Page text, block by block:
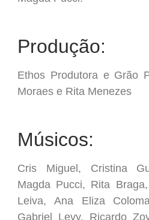
Produção:
Ethos Produtora e Grão
Moraes e Rita Menezes
Músicos:
Cris Miguel, Cristina
Magda Pucci, Rita
Leiva, Ana Eliza
Gabriel Levy, Ricardo